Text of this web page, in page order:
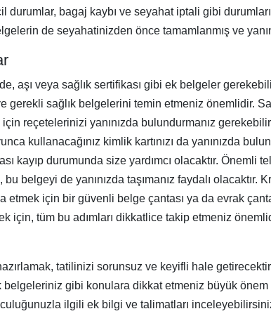
bagaj kaybı ve seyahat iptali gibi
de seyahatinizden önce tamamlanmış ve
aşı veya sağlık sertifikası gibi ek belgeler
gerekli sağlık belgelerini temin etmeniz önemlidir.
reçetelerinizi yanınızda bulundurmanız
kullanacağınız kimlik kartınızı da yanınızda
kayıp durumunda size yardımcı olacaktır. Önemli
de yanınızda taşımanız faydalı olacaktır.
etmek için bir güvenli belge çantası ya da evrak
için, tüm bu adımları dikkatlice takip etmeniz
tatilinizi sorunsuz ve keyifli hale
gibi konulara dikkat etmeniz büyük
ilgili ek bilgi ve talimatları